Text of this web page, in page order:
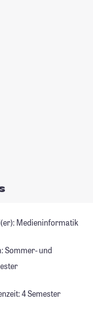
Studienfeld(er): Medieninformatik
Sommer- und
4 Semester